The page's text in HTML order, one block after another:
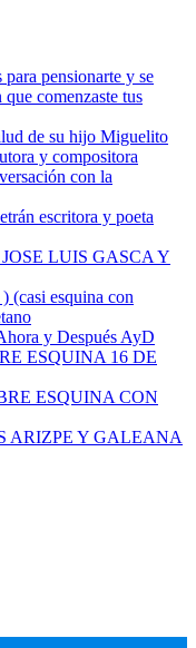
pensionarte y se
comenzaste tus
de su hijo Miguelito
y compositora
con la
escritora y poeta
LUIS GASCA Y
esquina con
y Después AyD
ESQUINA 16 DE
ESQUINA CON
ARIZPE Y GALEANA